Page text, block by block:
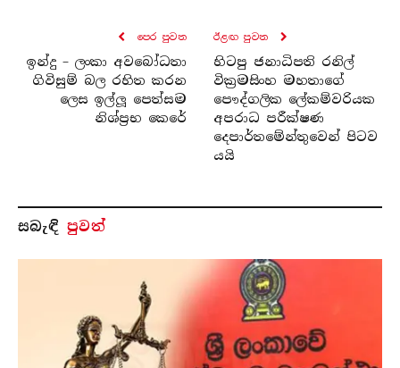
පෙර පුව​ත
ඉන්දු – ලංකා අවබෝධතා
ගිවිසුම් බල රහිත කරන
ලෙස ඉල්ලූ පෙත්සම
නිශ්ප්‍රභ කෙරේ
ඊළඟ පුව​ත
හිටපු ජනාධිපති රනිල්
වික්‍රමසිංහ මහතාගේ
පෞද්ගලික ලේකම්වරියක
අපරාධ පරීක්ෂණ
දෙපාර්තමේන්තුවෙන් පිටව
යයි
සබැ​ඳි පුවත්